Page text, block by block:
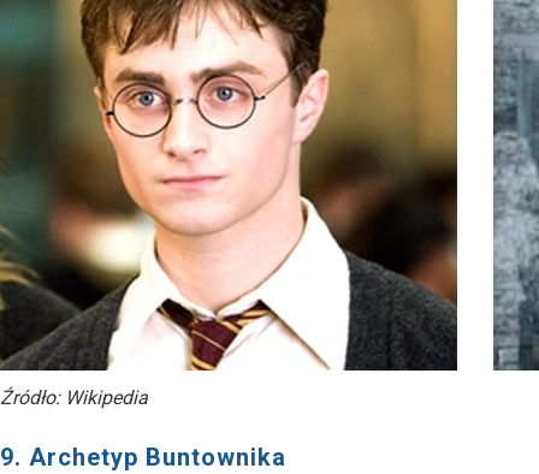
Źródło: Wikipedia
9. Archetyp Buntownika